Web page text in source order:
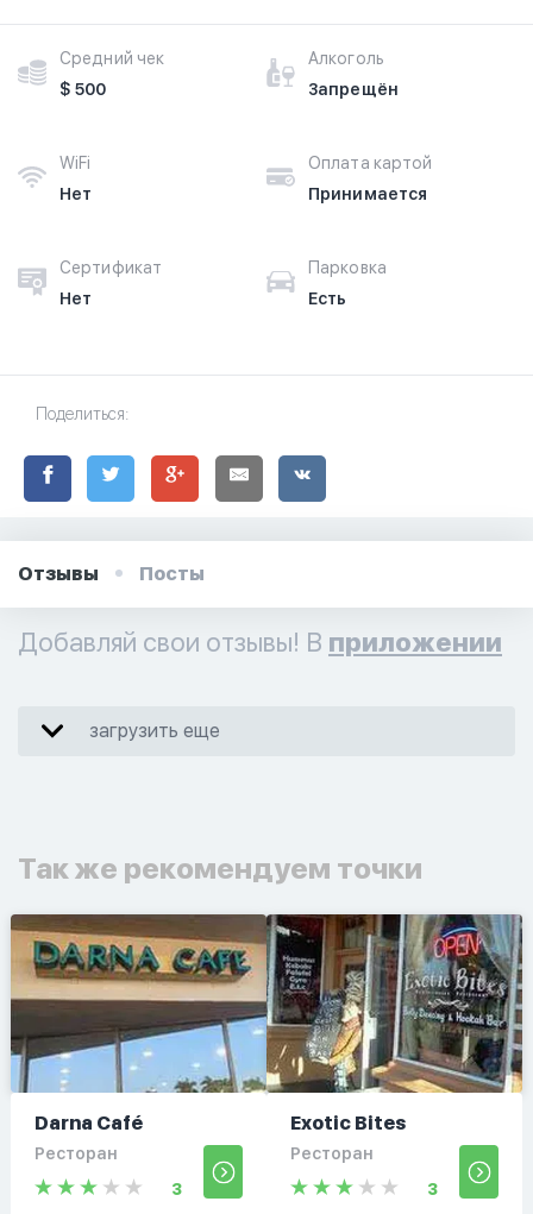
Средний чек
$ 500
Алкоголь
Запрещён
WiFi
Нет
Оплата картой
Принимается
Сертификат
Нет
Парковка
Есть
Поделиться:
Отзывы Посты
Добавляй свои отзывы! В приложении
загрузить еще
Так же рекомендуем точки
Darna Café
Ресторан
3
Exotic Bites
Ресторан
3